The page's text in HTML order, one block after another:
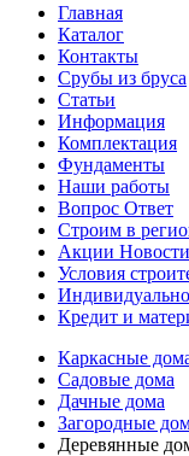
Главная
Каталог
Контакты
Срубы из бруса
Статьи
Информация
Комплектация
Фундаменты
Наши работы
Вопрос Ответ
Строим в
Акции Новости
Условия
Кредит и
Каркасные
Садовые дома
Дачные дома
Загородные
Деревянные